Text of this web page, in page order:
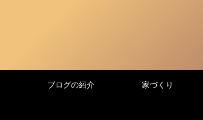
ブログの紹介 家づくり